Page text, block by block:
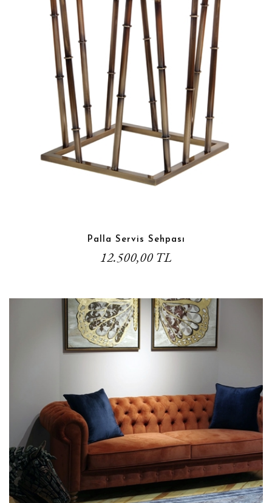
Palla Servis Sehpası
12.500,00 TL